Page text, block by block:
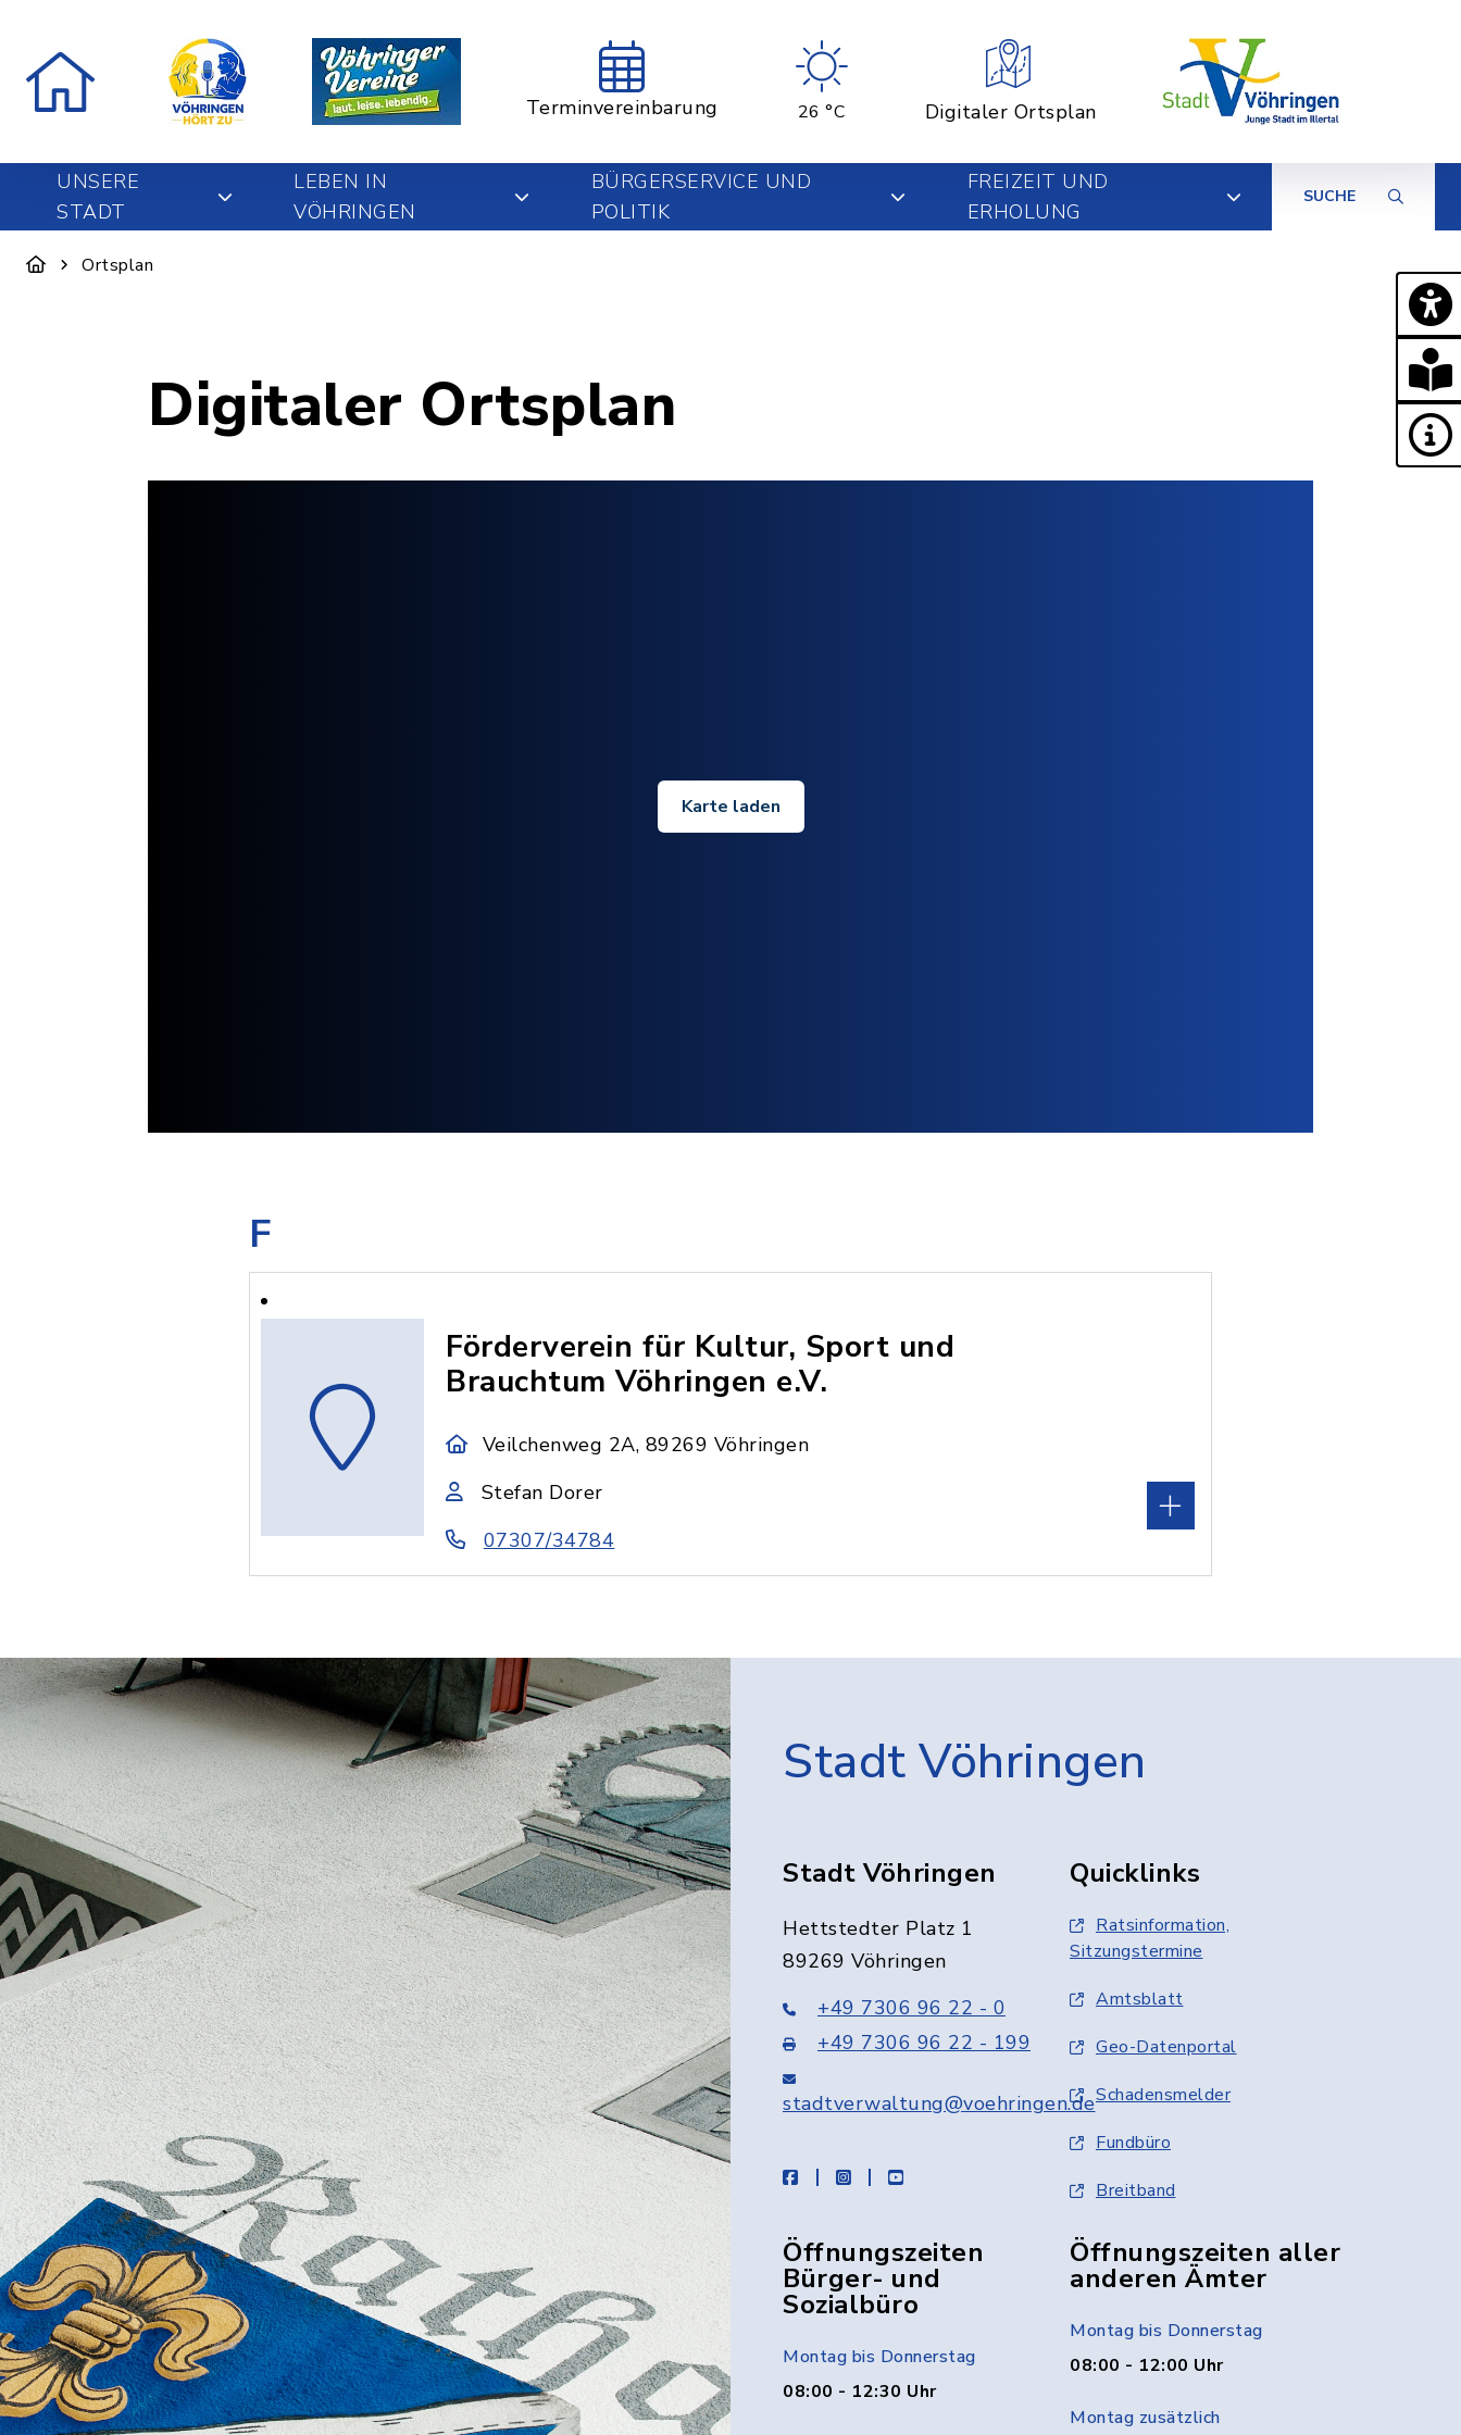
Terminvereinbarung 26 °C Digitaler Ortsplan
UNSERE
STADT
LEBEN IN
VÖHRINGEN
BÜRGERSERVICE UND
POLITIK
FREIZEIT UND
ERHOLUNG
SUCHE
Ortsplan
Digitaler Ortsplan
Karte laden
F
Förderverein für Kultur, Sport und
Brauchtum Vöhringen e.V.
Veilchenweg 2A, 89269 Vöhringen
Stefan Dorer
07307/34784
Stadt Vöhringen
Stadt Vöhringen
Hettstedter Platz 1
89269 Vöhringen
+49 7306 96 22 - 0
+49 7306 96 22 - 199
stadtverwaltung@voehringen.de
facebookinstagramyoutube
Quicklinks
Ratsinformation,
Sitzungstermine
Amtsblatt
Geo-Datenportal
Schadensmelder
Fundbüro
Breitband
Öffnungszeiten
Bürger- und
Sozialbüro
Montag bis Donnerstag
08:00 - 12:30 Uhr
Öffnungszeiten aller
anderen Ämter
Montag bis Donnerstag
08:00 - 12:00 Uhr
Montag zusätzlich